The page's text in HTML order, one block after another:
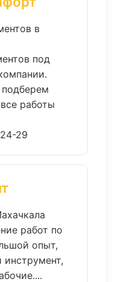
в
под
работы
29
работ по
опыт,
инструмент,